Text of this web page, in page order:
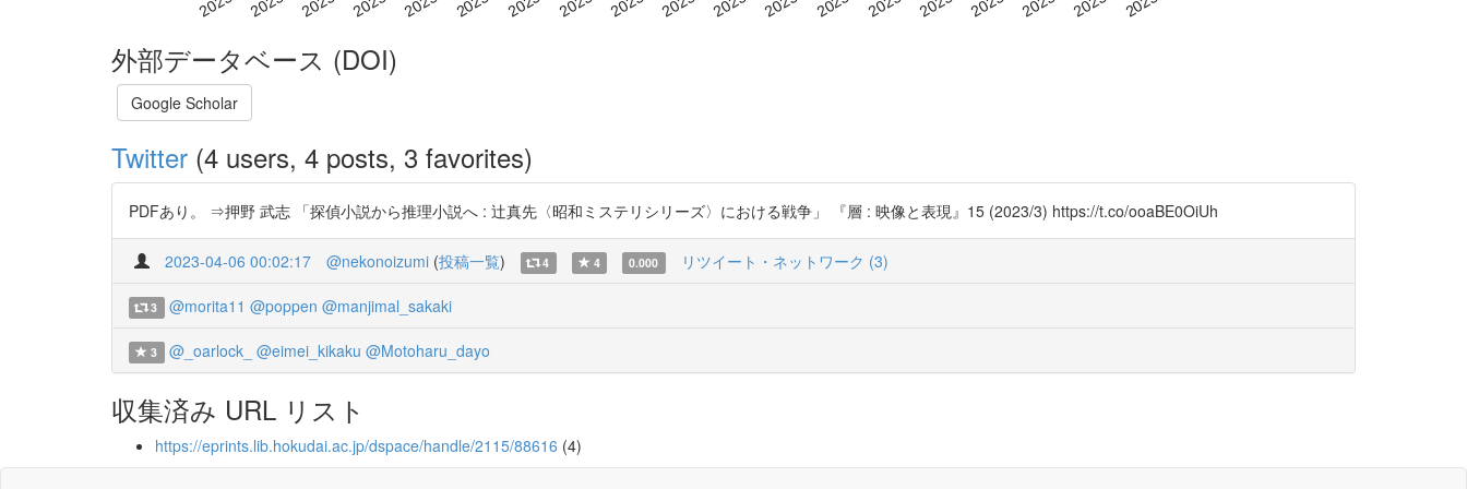
外部データベース (DOI)
Google Scholar
Twitter (4 users, 4 posts, 3 favorites)
PDFあり。 ⇒押野 武志 「探偵小説から推理小説へ : 辻真先〈昭和ミステリシリーズ〉における戦争」 『層 : 映像と表現』15 (2023/3) https://t.co/ooaBE0OiUh
2023-04-06 00:02:17 @nekonoizumi (投稿一覧) 4 4 0.000 リツイート・ネットワーク (3)
3 @morita11 @poppen @manjimal_sakaki
3 @_oarlock_ @eimei_kikaku @Motoharu_dayo
収集済み URL リスト
https://eprints.lib.hokudai.ac.jp/dspace/handle/2115/88616 (4)